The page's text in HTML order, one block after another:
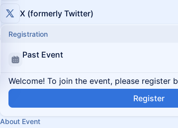
X (formerly Twitter)
Registration
Past Event
Welcome! To join the event, please register
Register
About Event